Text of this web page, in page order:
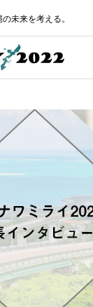
未来を考える。